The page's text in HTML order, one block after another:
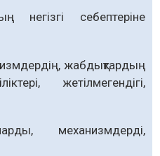
негізгі себептеріне
жабдықтардың
жетілмегендігі,
механизмдерді,